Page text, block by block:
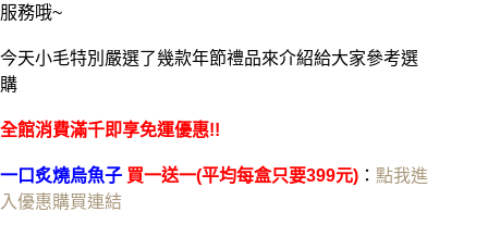
服務哦~
今天小毛特別嚴選了幾款年節禮品來介紹給大家參考選
購
全館消費滿千即享免運優惠!!
一口炙燒烏魚子 買一送一(平均每盒只要399元) ： 點我進
入優惠購買連結